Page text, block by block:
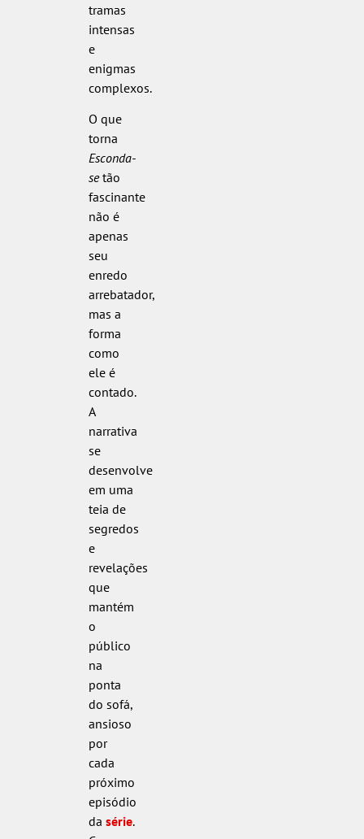
tramas
intensas
e
enigmas
complexos.
O que
torna
Esconda-
setão
fascinante
não é
apenas
seu
enredo
arrebatador,
mas a
forma
como
ele é
contado.
A
narrativa
se
desenvolve
em uma
teia de
segredos
e
revelações
que
mantém
o
público
na
ponta
do sofá,
ansioso
por
cada
próximo
episódio
da série.